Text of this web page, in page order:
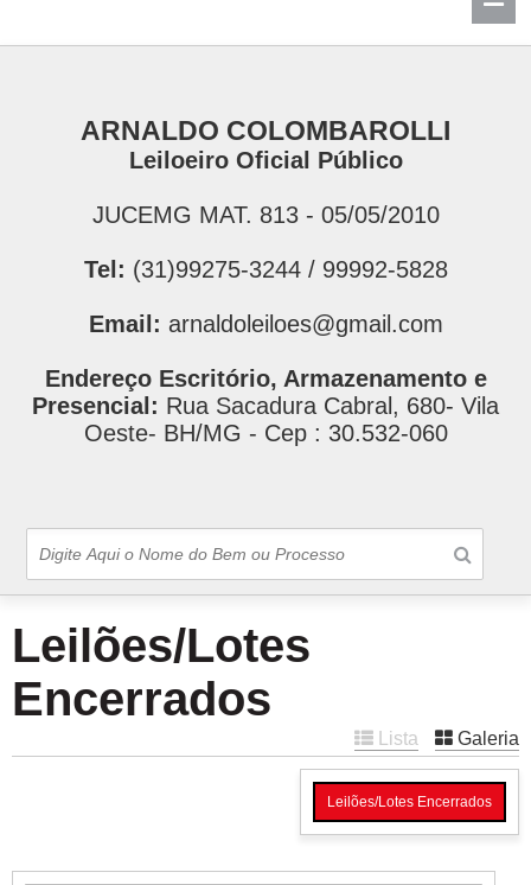
ARNALDO COLOMBAROLLI
Leiloeiro Oficial Público
JUCEMG MAT. 813 - 05/05/2010
Tel: (31)99275-3244 / 99992-5828
Email: arnaldoleiloes@gmail.com
Endereço Escritório, Armazenamento e
Presencial: Rua Sacadura Cabral, 680- Vila
Oeste- BH/MG - Cep : 30.532-060
Leilões/Lotes
Encerrados
Lista Galeria
Leilões/Lotes Encerrados